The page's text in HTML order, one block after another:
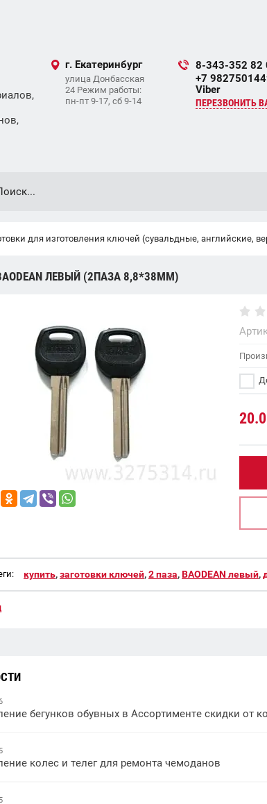
г. Екатеринбург
улица Донбасская
24 Режим работы:
пн-пт 9-17, сб 9-14
8-343-352 82
+7
Viber
ПЕРЕЗВОНИТЬ
для изготовления ключей (сувальдные, английские,
ЛЕВЫЙ (2ПАЗА 8,8*38ММ)
купить,заготовки ключей,2 паза,BAODEAN левый,
бегунков обувных в Ассортименте скидки от
колес и телег для ремонта чемоданов